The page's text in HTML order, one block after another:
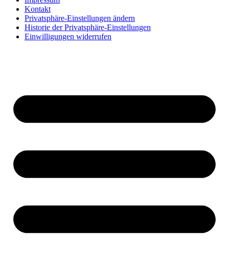
Kontakt
Privatsphäre-Einstellungen ändern
Historie der Privatsphäre-Einstellungen
Einwilligungen widerrufen